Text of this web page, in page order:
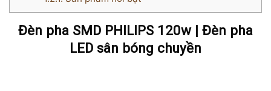
Đèn pha SMD PHILIPS 120w | Đèn pha
LED sân bóng chuyền